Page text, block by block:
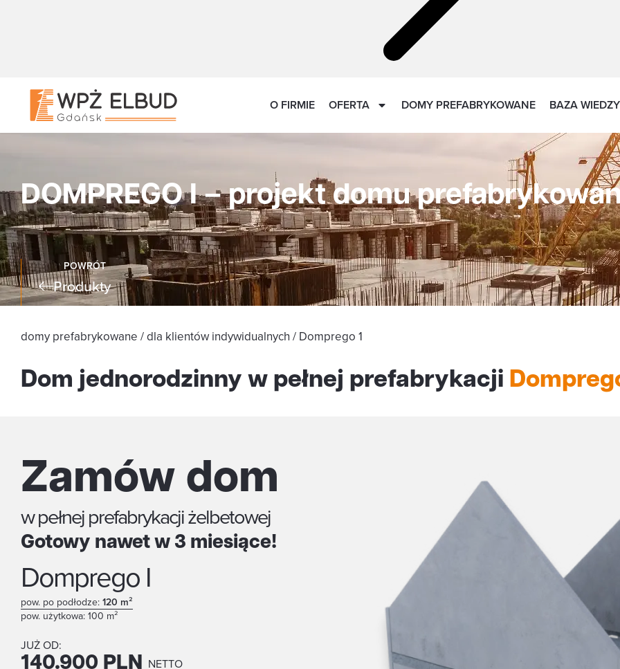
O FIRMIE OFERTA DOMY PREFABRYKOWANE BAZA WIEDZY
DOMPREGO I – projekt domu
POWRÓT
Produkty
domy prefabrykowane / dla klientów indywidualnych / Domprego 1
Dom jednorodzinny w pełnej prefabrykacji
Zamów dom
w pełnej prefabrykacji żelbetowej
Gotowy nawet w 3 miesiące!
Domprego I
pow. po podłodze: 120 m²
pow. użytkowa: 100 m²
JUŻ OD:
140.900 PLN NETTO